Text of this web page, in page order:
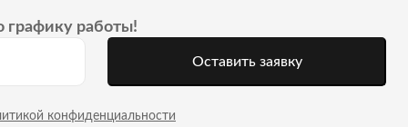
графику работы!
Оставить заявку
конфиденциальности